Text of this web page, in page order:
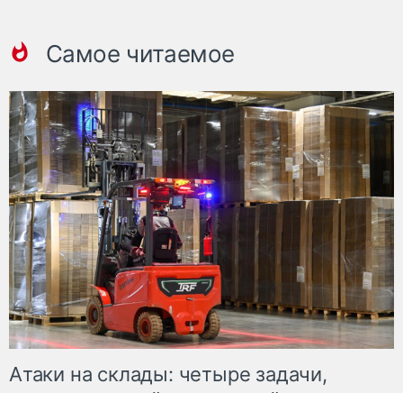
Самое читаемое
Атаки на склады: четыре задачи,